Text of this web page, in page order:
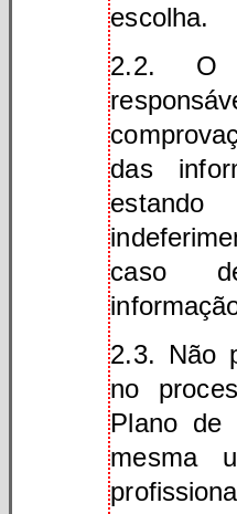
escolha.
2.2. O
das
caso
2.3. Não
no
Plano de
mesma